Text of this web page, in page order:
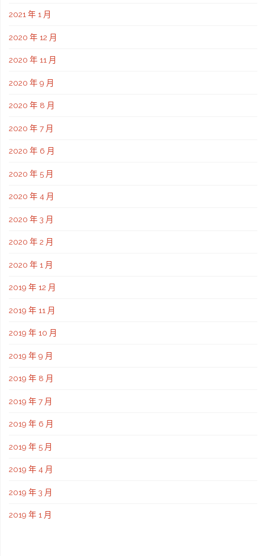
2021 年 1 月
2020 年 12 月
2020 年 11 月
2020 年 9 月
2020 年 8 月
2020 年 7 月
2020 年 6 月
2020 年 5 月
2020 年 4 月
2020 年 3 月
2020 年 2 月
2020 年 1 月
2019 年 12 月
2019 年 11 月
2019 年 10 月
2019 年 9 月
2019 年 8 月
2019 年 7 月
2019 年 6 月
2019 年 5 月
2019 年 4 月
2019 年 3 月
2019 年 1 月